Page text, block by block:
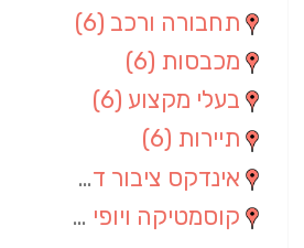
תחבורה ורכב (6)
מכבסות (6)
בעלי מקצוע (6)
תיירות (6)
אינדקס ציבור דתי
קוסמטיקה ויופי (4)